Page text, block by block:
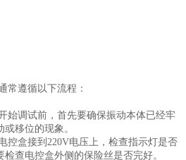
常遵循以下流程：
始调试前，首先要确保振动本体已经牢
移位的现象。
控盒接到220V电压上，检查指示灯是否
查电控盒外侧的保险丝是否完好。